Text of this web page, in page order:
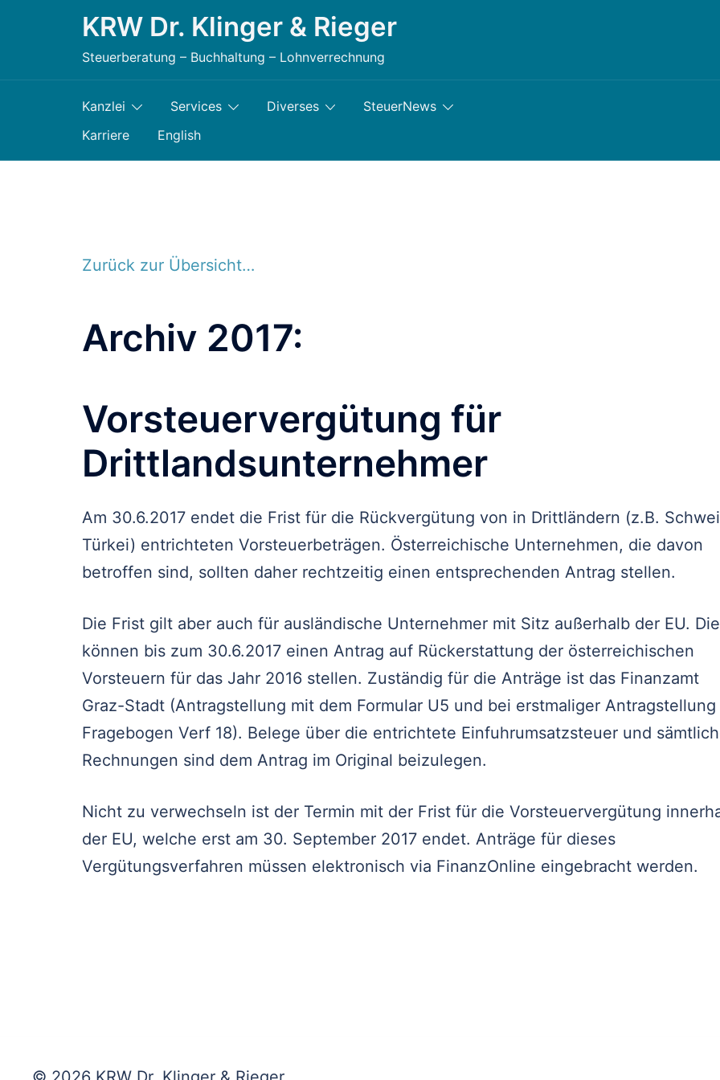
KRW Dr. Klinger & Rieger
Steuerberatung – Buchhaltung – Lohnverrechnung
Kanzlei Services Diverses
SteuerNews
Karriere
English
Zurück zur Übersicht…
Archiv 2017:
Vorsteuervergütung für
Drittlandsunternehmer
Am 30.6.2017 endet die Frist für die Rückvergütung von in Drittländern (z.B.
Türkei) entrichteten Vorsteuerbeträgen. Österreichische Unternehmen, die davon
betroffen sind, sollten daher rechtzeitig einen entsprechenden Antrag stellen.
Die Frist gilt aber auch für ausländische Unternehmer mit Sitz außerhalb der EU.
können bis zum 30.6.2017 einen Antrag auf Rückerstattung der österreichischen
Vorsteuern für das Jahr 2016 stellen. Zuständig für die Anträge ist das Finanzamt
Graz-Stadt (Antragstellung mit dem Formular U5 und bei erstmaliger Antragstellung
Fragebogen Verf 18). Belege über die entrichtete Einfuhrumsatzsteuer und
Rechnungen sind dem Antrag im Original beizulegen.
Nicht zu verwechseln ist der Termin mit der Frist für die Vorsteuervergütung
der EU, welche erst am 30. September 2017 endet. Anträge für dieses
Vergütungsverfahren müssen elektronisch via FinanzOnline eingebracht werden.